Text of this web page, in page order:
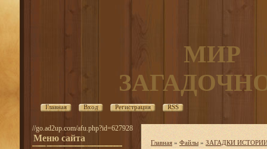
МИР
Главная Вход Регистрация RSS
//go.ad2up.com/afu.php?id=627928
Меню сайта Главная » Файлы » ЗАГАДКИ